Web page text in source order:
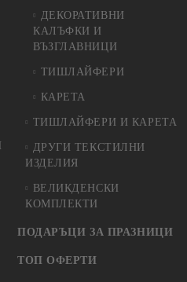
ДЕКОРАТИВНИ
КАЛЪФКИ И
ВЪЗГЛАВНИЦИ
ТИШЛАЙФЕРИ
КАРЕТА
ТИШЛАЙФЕРИ И КАРЕТА
ДРУГИ ТЕКСТИЛНИ
ИЗДЕЛИЯ
ВЕЛИКДЕНСКИ
КОМПЛЕКТИ
ПОДАРЪЦИ ЗА ПРАЗНИЦИ
ТОП ОФЕРТИ